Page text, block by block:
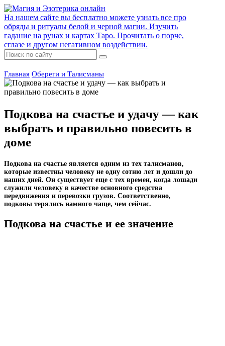
На нашем сайте вы бесплатно можете узнать все про
обряды и ритуалы белой и черной магии. Изучить
гадание на рунах и картах Таро. Прочитать о порче,
сглазе и другом негативном воздействии.
Главная Обереги и Талисманы
Подкова на счастье и удачу — как
выбрать и правильно повесить в
доме
Подкова на счастье является одним из тех талисманов,
которые известны человеку не одну сотню лет и дошли до
наших дней. Он существует еще с тех времен, когда лошади
служили человеку в качестве основного средства
передвижения и перевозки грузов. Соответственно,
подковы терялись намного чаще, чем сейчас.
Подкова на счастье и ее значение